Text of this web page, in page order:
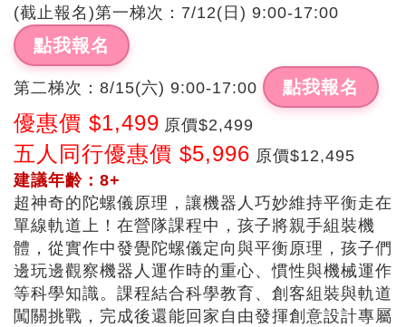
(截止報名)第一梯次：7/12(日) 9:00-17:00
點我報名
第二梯次：8/15(六) 9:00-17:00 點我報名
優惠價 $1,499 原價$2,499
五人同行優惠價 $5,996 原價$12,495
建議年齡：8+
超神奇的陀螺儀原理，讓機器人巧妙維持平衡走在
單線軌道上！在營隊課程中，孩子將親手組裝機
體，從實作中發覺陀螺儀定向與平衡原理，孩子們
邊玩邊觀察機器人運作時的重心、慣性與機械運作
等科學知識。課程結合科學教育、創客組裝與軌道
闖關挑戰，完成後還能回家自由發揮創意設計專屬